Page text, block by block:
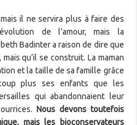
il ne servira plus à faire des
de l’amour, mais la
Badinter a raison de dire que
qu’il se construit. La maman
et la taille de sa famille grâce
plus ses enfants que les
qui abandonnaient leur
Nous devons toutefois
mais les bioconservateurs